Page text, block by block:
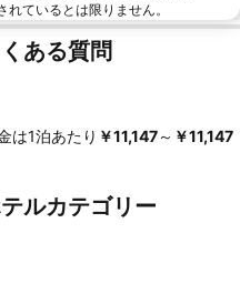
ているとは限りません。
ある質問
は1泊あたり ‎￥11,147～ ‎￥11,147
ルカテゴリー